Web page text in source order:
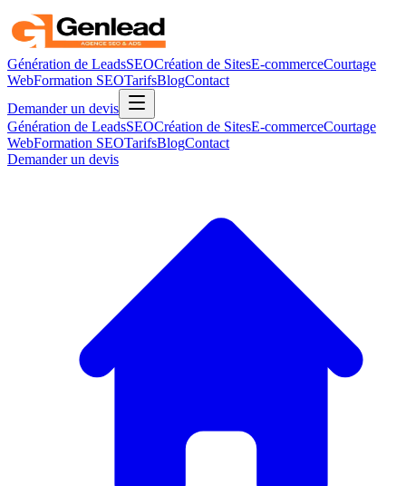
Génération de LeadsSEOCréation de SitesE-commerceCourtage
WebFormation SEOTarifsBlogContact
Demander un devis
Génération de LeadsSEOCréation de SitesE-commerceCourtage
WebFormation SEOTarifsBlogContact
Demander un devis